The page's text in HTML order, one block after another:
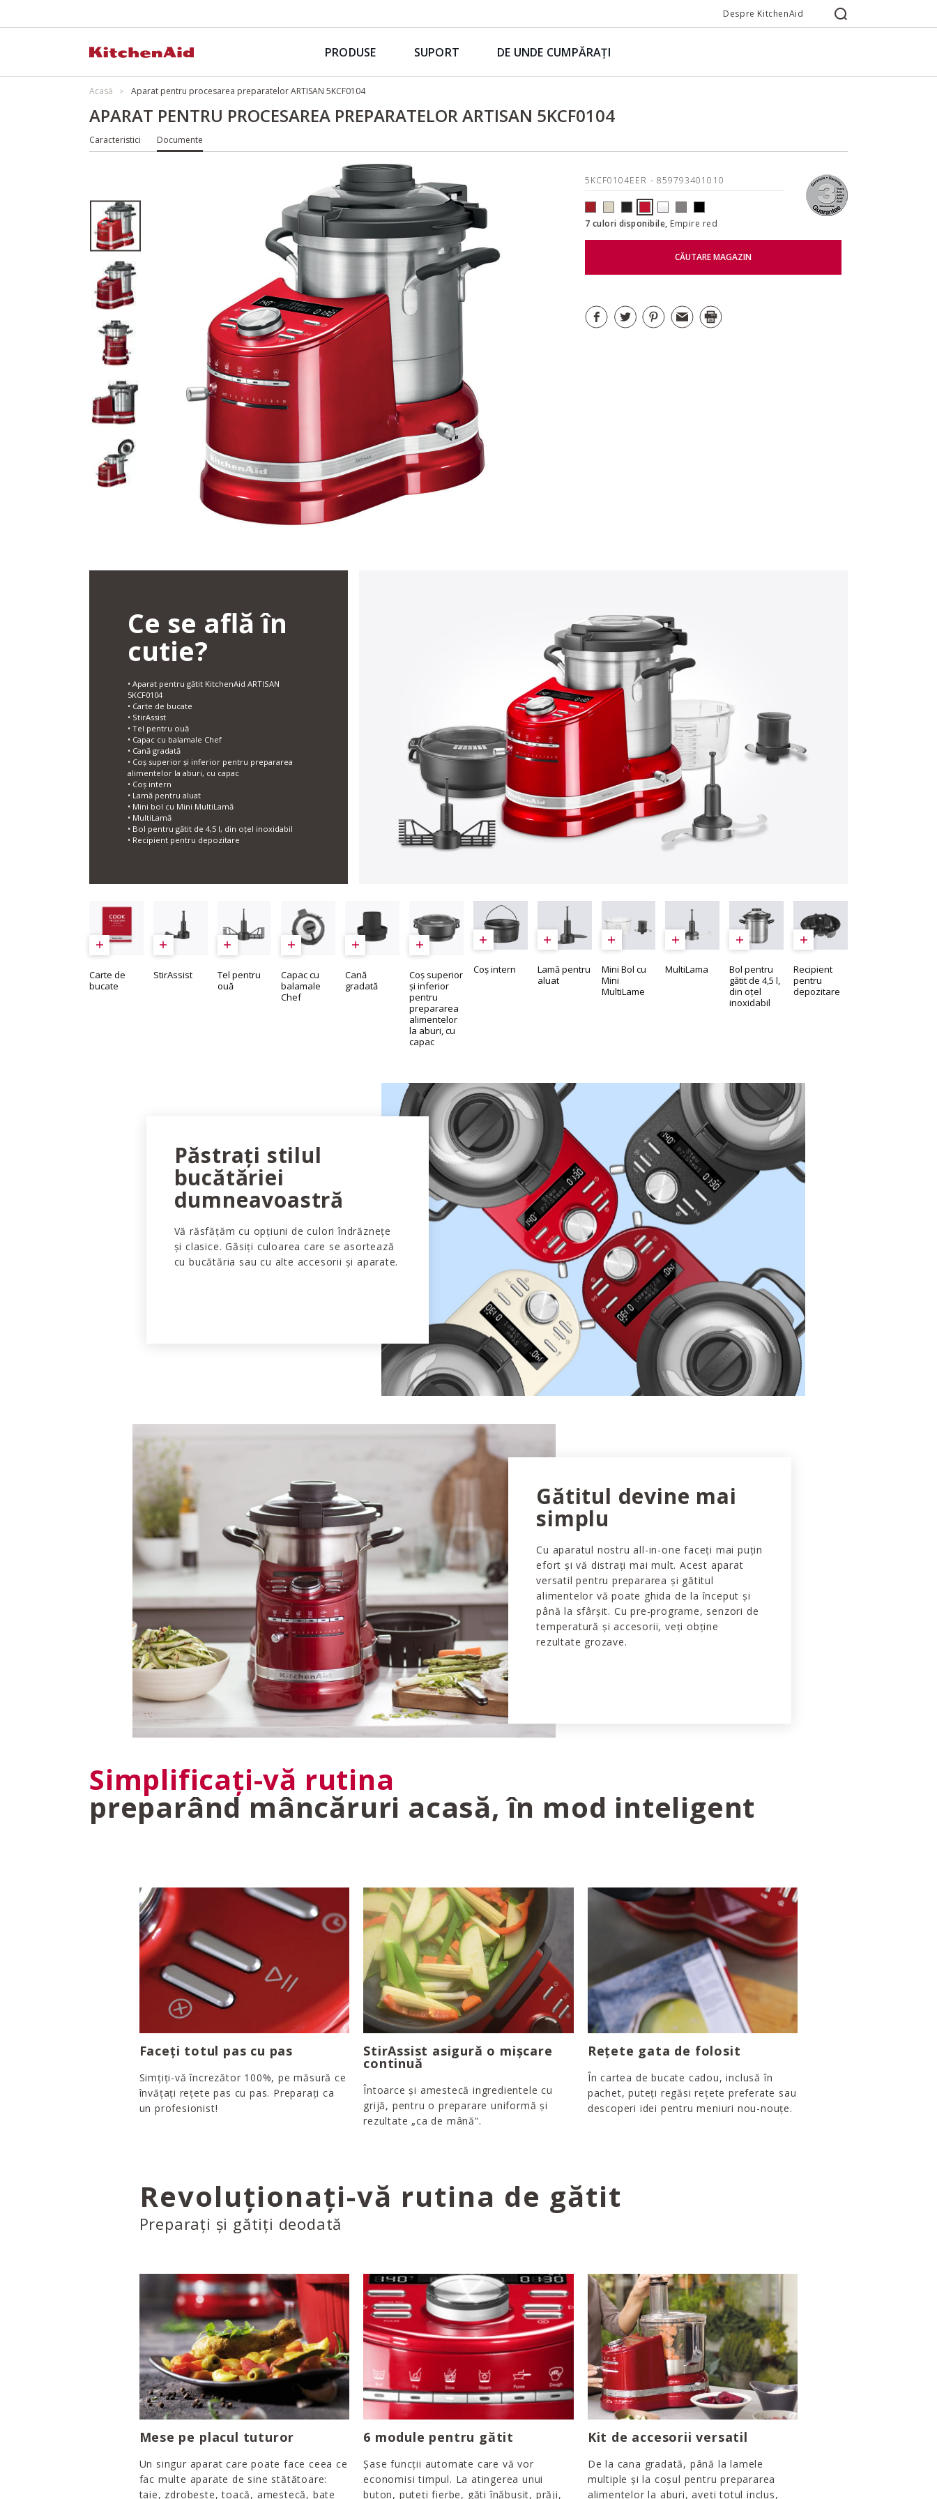
Despre KitchenAid
PRODUSE SUPORT DE UNDE CUMPĂRAȚI
Acasă Aparat pentru procesarea preparatelor ARTISAN 5KCF0104
APARAT PENTRU PROCESAREA PREPARATELOR ARTISAN 5KCF0104
Caracteristici Documente
5KCF0104EER - 859793401010
7 culori disponibile, Empire red
CĂUTARE MAGAZIN
Ce se află în
cutie?
• Aparat pentru gătit KitchenAid ARTISAN
5KCF0104
• Carte de bucate
• StirAssist
• Tel pentru ouă
• Capac cu balamale Chef
• Cană gradată
• Coș superior și inferior pentru prepararea
alimentelor la aburi, cu capac
• Coș intern
• Lamă pentru aluat
• Mini bol cu Mini MultiLamă
• MultiLamă
• Bol pentru gătit de 4,5 l, din oțel inoxidabil
• Recipient pentru depozitare
Carte de
bucate
StirAssist
Tel pentru
ouă
Capac cu
balamale
Chef
Cană
gradată
Coș superior
și inferior
pentru
prepararea
alimentelor
la aburi, cu
capac
Coș intern
Lamă pentru
aluat
Mini Bol cu
Mini
MultiLame
MultiLama
Bol pentru
gătit de 4,5 l,
din oțel
inoxidabil
Recipient
pentru
depozitare
Păstrați stilul
bucătăriei
dumneavoastră
Vă răsfățăm cu opțiuni de culori îndrăznețe
și clasice. Găsiți culoarea care se asortează
cu bucătăria sau cu alte accesorii și aparate.
Gătitul devine mai
simplu
Cu aparatul nostru all-in-one faceți mai puțin
efort și vă distrați mai mult. Acest aparat
versatil pentru prepararea și gătitul
alimentelor vă poate ghida de la început și
până la sfârșit. Cu pre-programe, senzori de
temperatură și accesorii, veți obține
rezultate grozave.
Simplificați-vă rutina
preparând mâncăruri acasă, în mod inteligent
Faceți totul pas cu pas
Simțiți-vă încrezător 100%, pe măsură ce
învățați rețete pas cu pas. Preparați ca
un profesionist!
StirAssist asigură o mișcare
continuă
Întoarce și amestecă ingredientele cu
grijă, pentru o preparare uniformă și
rezultate „ca de mână”.
Rețete gata de folosit
În cartea de bucate cadou, inclusă în
pachet, puteți regăsi rețete preferate sau
descoperi idei pentru meniuri nou-nouțe.
Revoluționați-vă rutina de gătit
Preparați și gătiți deodată
Mese pe placul tuturor
Un singur aparat care poate face ceea ce
fac multe aparate de sine stătătoare:
taie, zdrobește, toacă, amestecă, bate
6 module pentru gătit
Șase funcții automate care vă vor
economisi timpul. La atingerea unui
buton, puteți fierbe, găti înăbușit, prăji,
Kit de accesorii versatil
De la cana gradată, până la lamele
multiple și la coșul pentru prepararea
alimentelor la aburi, aveți totul inclus,